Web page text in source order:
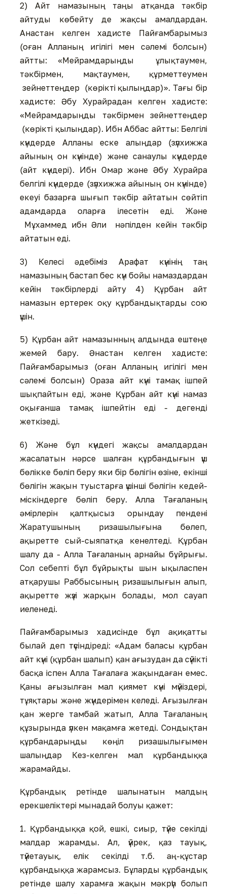
2) Айт намазының таңы атқанда тәкбір
айтуды көбейту де жақсы амалдардан.
Анастан келген хадисте Пайғамбарымыз
(оған Алланың игілігі мен сәлемі болсын)
айтты: «Мейрамдарыңды ұлықтаумен,
тәкбірмен, мақтаумен, құрметтеумен
зейнеттеңдер (көрікті қылыңдар)». Тағы бір
хадисте: Әбу Хурайрадан келген хадисте:
«Мейрамдарыңды тәкбірмен зейнеттеңдер
(көрікті қылыңдар). Ибн Аббас айтты: Белгілі
күндерде Алланы еске алыңдар (зүлхижжа
айының он күнінде) және санаулы күндерде
(айт күндері). Ибн Омар және Әбу Хурайра
белгілі күндерде (зүлхижжа айының он күнінде)
екеуі базарға шығып тәкбір айтатын сөйтіп
адамдарда оларға ілесетін еді. Және
Мұхаммед ибн Әли нәпілден кейін тәкбір
айтатын еді.
3) Келесі әдебіміз Арафат күнінің таң
намазының бастап бес күн бойы намаздардан
кейін тәкбірлерді айту 4) Құрбан айт
намазын ертерек оқу құрбандықтарды сою
үшін.
5) Құрбан айт намазынның алдында ештеңе
жемей бару. Әнастан келген хадисте:
Пайғамбарымыз (оған Алланың игілігі мен
сәлемі болсын) Ораза айт күні тамақ ішпей
шықпайтын еді, және Құрбан айт күні намаз
оқығанша тамақ ішпейтін еді - дегенді
жеткізеді.
6) Және бұл күндегі жақсы амалдардан
жасалатын нәрсе шалған құрбандығын үш
бөлікке бөліп беру яки бір бөлігін өзіне, екінші
бөлігін жақын туыстарға үшінші бөлігін кедей-
міскіндерге бөліп беру. Алла Тағаланың
әмірлерін қалтқысыз орындау пендені
Жаратушының ризашылығына бөлеп,
ақыретте сый-сыяпатқа кенелтеді. Құрбан
шалу да - Алла Тағаланың арнайы бұйрығы.
Сол себепті бұл бұйрықты шын ықыласпен
атқарушы Раббысының ризашылығын алып,
ақыретте жүзі жарқын болады, мол сауап
иеленеді.
Пайғамбарымыз хадисінде бұл ақиқатты
былай деп түсіндіреді: «Адам баласы құрбан
айт күні (құрбан шалып) қан ағызудан да сүйікті
басқа іспен Алла Тағалаға жақындаған емес.
Қаны ағызылған мал қиямет күні мүйіздері,
тұяқтары және жүндерімен келеді. Ағызылған
қан жерге тамбай жатып, Алла Тағаланың
құзырында үлкен мақамға жетеді. Сондықтан
құрбандарыңды көңіл ризашылығымен
шалыңдар Кез-келген мал құрбандыққа
жарамайды.
Құрбандық ретінде шалынатын малдың
ерекшеліктері мынадай болуы қажет:
1. Құрбандыққа қой, ешкі, сиыр, түйе секілді
малдар жарамды. Ал, үйрек, қаз тауық,
түйетауық, елік секілді т.б. аң-құстар
құрбандыққа жарамсыз. Бұларды құрбандық
ретінде шалу харамға жақын мәкрүһ болып